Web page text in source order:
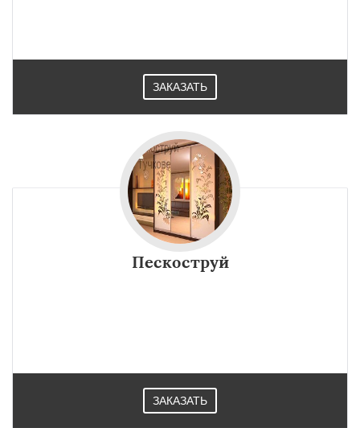
ЗАКАЗАТЬ
Пескоструй
ЗАКАЗАТЬ